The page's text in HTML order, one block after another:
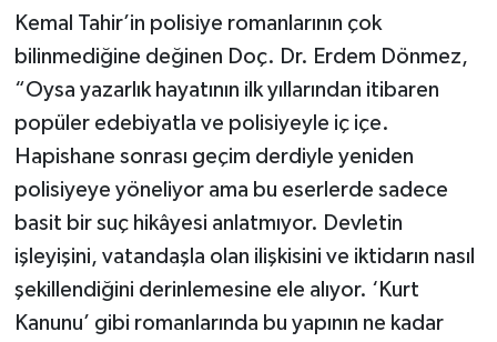
Kemal Tahir’in polisiye romanlarının çok
bilinmediğine değinen Doç. Dr. Erdem Dönmez,
“Oysa yazarlık hayatının ilk yıllarından itibaren
popüler edebiyatla ve polisiyeyle iç içe.
Hapishane sonrası geçim derdiyle yeniden
polisiyeye yöneliyor ama bu eserlerde sadece
basit bir suç hikâyesi anlatmıyor. Devletin
işleyişini, vatandaşla olan ilişkisini ve iktidarın nasıl
şekillendiğini derinlemesine ele alıyor. ‘Kurt
Kanunu’ gibi romanlarında bu yapının ne kadar